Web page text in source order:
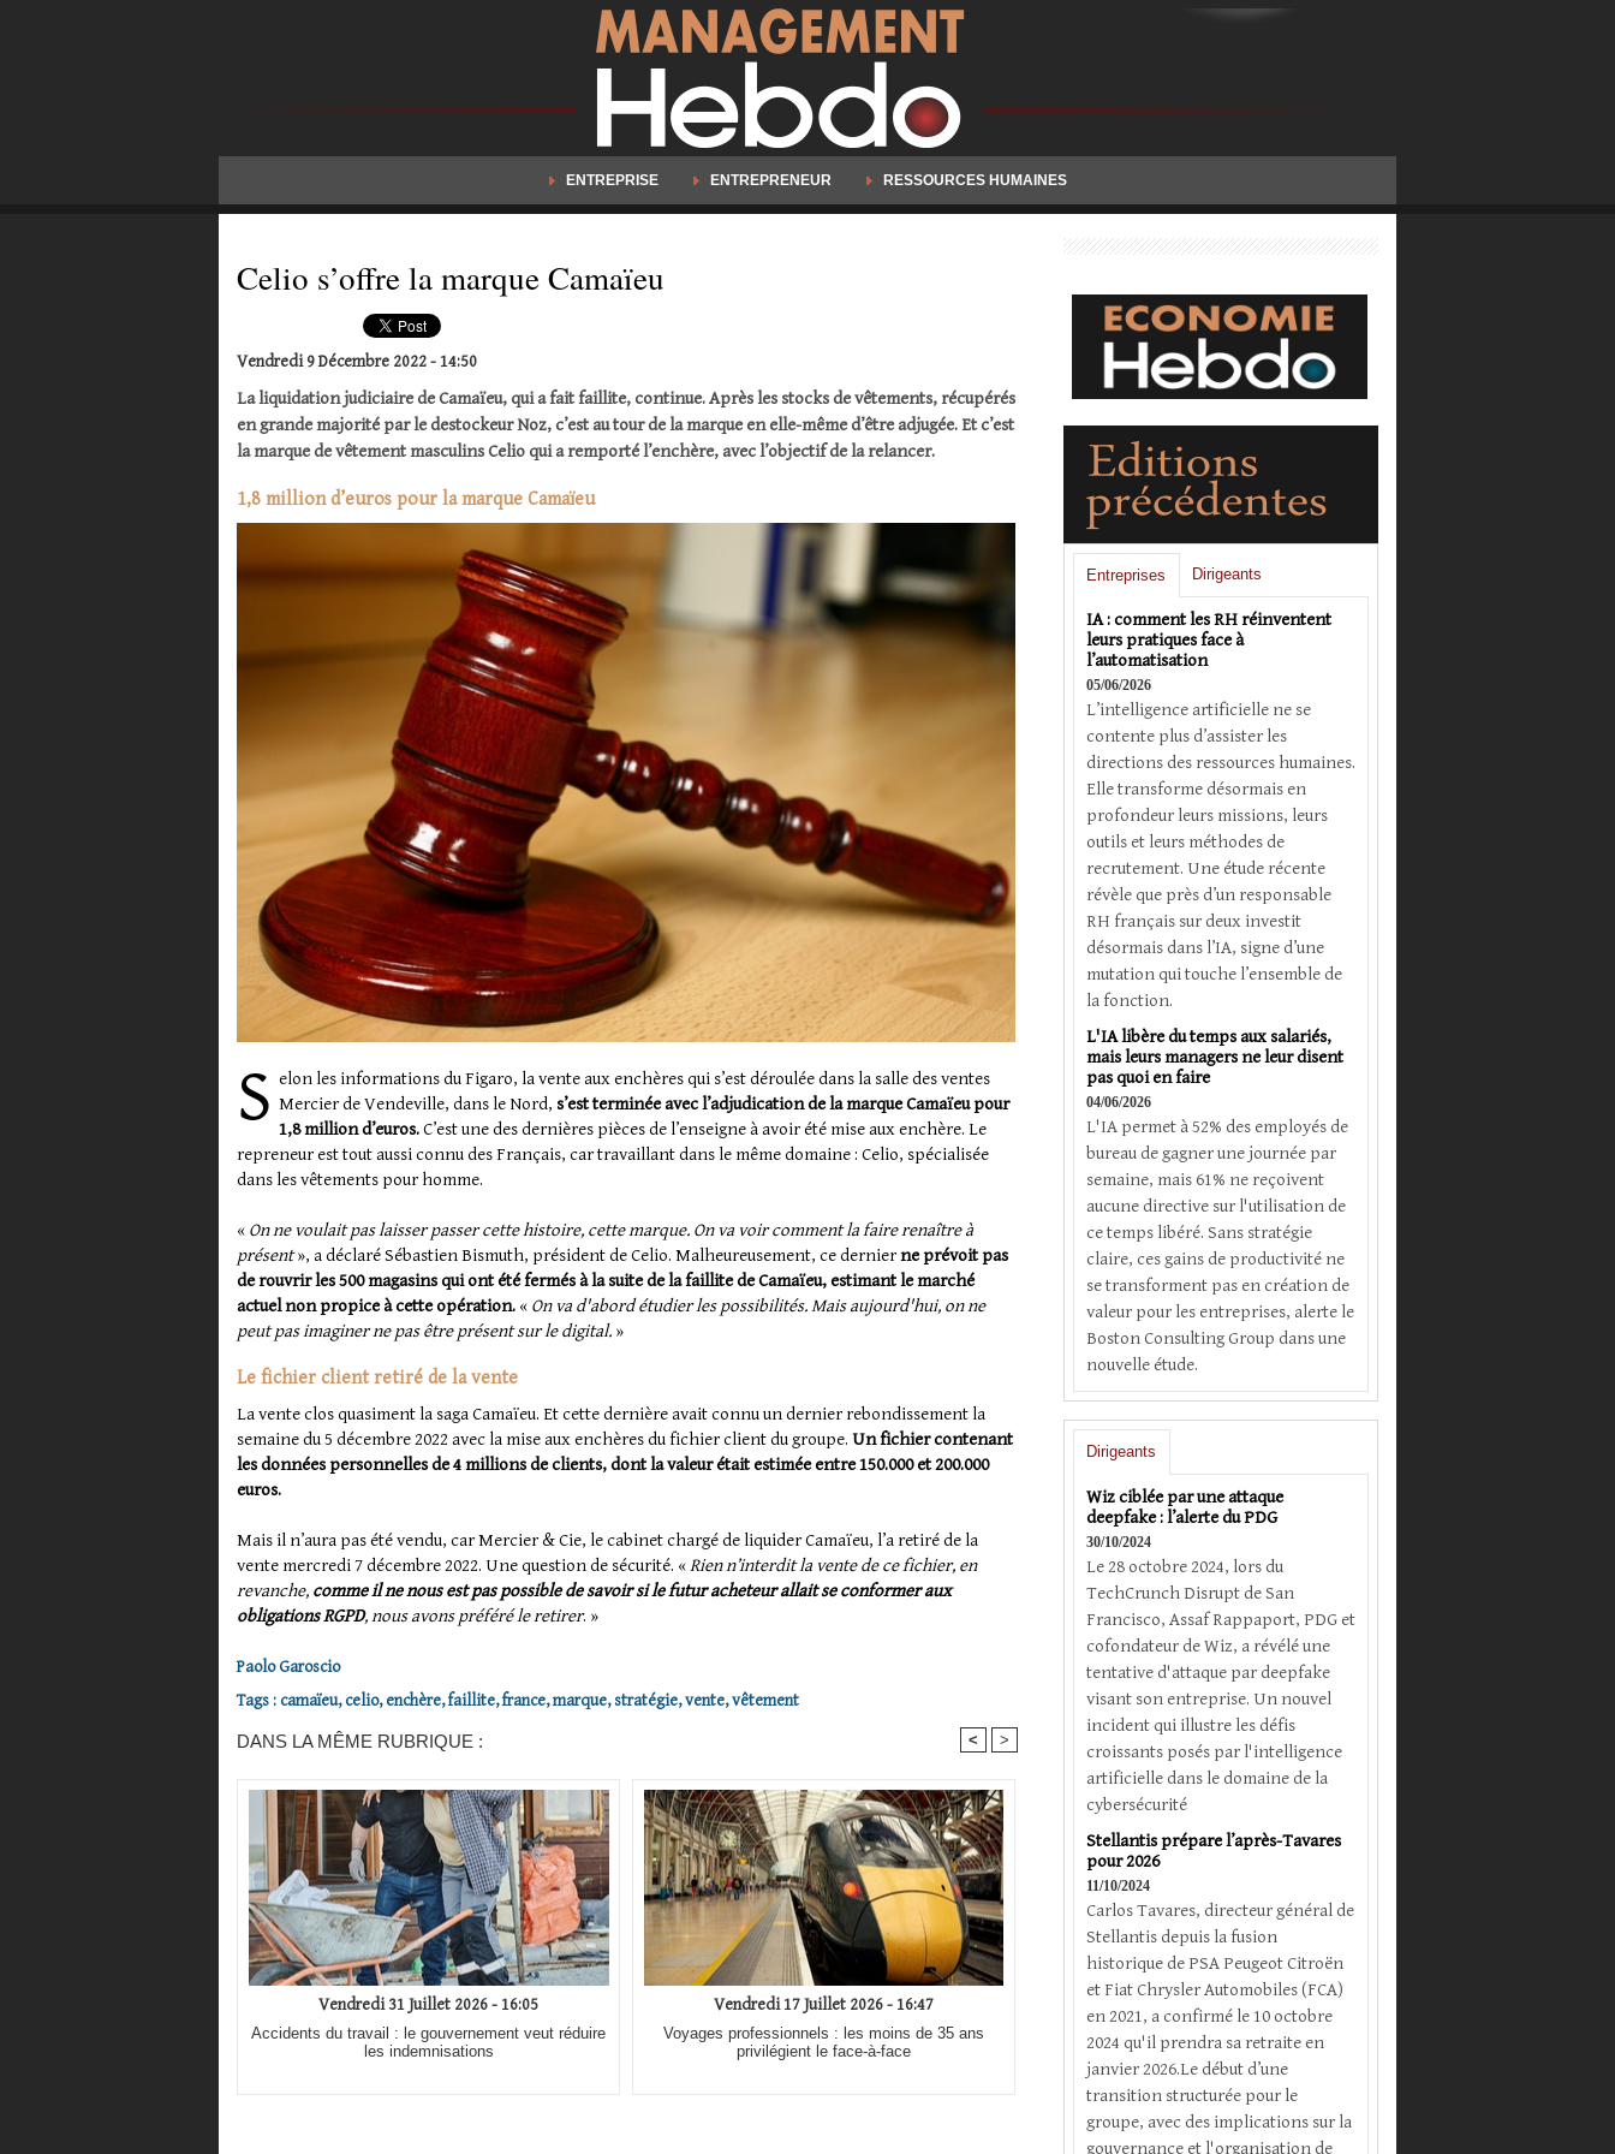
ENTREPRISE ENTREPRENEUR RESSOURCES HUMAINES
Celio s’offre la marque Camaïeu
Vendredi 9 Décembre 2022 - 14:50
La liquidation judiciaire de Camaïeu, qui a fait faillite, continue. Après les stocks de vêtements, récupérés
en grande majorité par le destockeur Noz, c’est au tour de la marque en elle-même d’être adjugée. Et c’est
la marque de vêtement masculins Celio qui a remporté l’enchère, avec l’objectif de la relancer.
1,8 million d’euros pour la marque Camaïeu
S elon les informations du Figaro, la vente aux enchères qui s’est déroulée dans la salle des ventes
Mercier de Vendeville, dans le Nord, s’est terminée avec l’adjudication de la marque Camaïeu pour
1,8 million d’euros.C’est une des dernières pièces de l’enseigne à avoir été mise aux enchère. Le
repreneur est tout aussi connu des Français, car travaillant dans le même domaine : Celio, spécialisée
dans les vêtements pour homme.
« On ne voulait pas laisser passer cette histoire, cette marque. On va voir comment la faire renaître à
présent», a déclaré Sébastien Bismuth, président de Celio. Malheureusement, ce dernierne prévoit pas
de rouvrir les 500 magasins qui ont été fermés à la suite de la faillite de Camaïeu, estimant le marché
actuel non propice à cette opération. « On va d'abord étudier les possibilités. Mais aujourd'hui, on ne
peut pas imaginer ne pas être présent sur le digital. »
Le fichier client retiré de la vente
La vente clos quasiment la saga Camaïeu. Et cette dernière avait connu un dernier rebondissement la
semaine du 5 décembre 2022 avec la mise aux enchères du fichier client du groupe. Un fichier contenant
les données personnelles de 4 millions de clients, dont la valeur était estimée entre 150.000 et 200.000
euros.
Mais il n’aura pas été vendu, car Mercier & Cie, le cabinet chargé de liquider Camaïeu, l’a retiré de la
vente mercredi 7 décembre 2022. Une question de sécurité. «Rien n’interdit la vente de ce fichier, en
revanche, comme il ne nous est pas possible de savoir si le futur acheteur allait se conformer aux
obligations RGPD, nous avons préféré le retirer. »
Paolo Garoscio
Tags : camaïeu,celio,enchère,faillite,france,marque,stratégie,vente,vêtement
DANS LA MÊME RUBRIQUE : < >
Vendredi 31 Juillet 2026 - 16:05
Accidents du travail : le gouvernement veut réduire
les indemnisations
Vendredi 17 Juillet 2026 - 16:47
Voyages professionnels : les moins de 35 ans
privilégient le face-à-face
Entreprises Dirigeants
IA : comment les RH réinventent
leurs pratiques face à
l’automatisation
05/06/2026
L’intelligence artificielle ne se
contente plus d’assister les
directions des ressources humaines.
Elle transforme désormais en
profondeur leurs missions, leurs
outils et leurs méthodes de
recrutement. Une étude récente
révèle que près d’un responsable
RH français sur deux investit
désormais dans l’IA, signe d’une
mutation qui touche l’ensemble de
la fonction.
L'IA libère du temps aux salariés,
mais leurs managers ne leur disent
pas quoi en faire
04/06/2026
L'IA permet à 52% des employés de
bureau de gagner une journée par
semaine, mais 61% ne reçoivent
aucune directive sur l'utilisation de
ce temps libéré. Sans stratégie
claire, ces gains de productivité ne
se transforment pas en création de
valeur pour les entreprises, alerte le
Boston Consulting Group dans une
nouvelle étude.
Dirigeants
Wiz ciblée par une attaque
deepfake : l’alerte du PDG
30/10/2024
Le 28 octobre 2024, lors du
TechCrunch Disrupt de San
Francisco, Assaf Rappaport, PDG et
cofondateur de Wiz, a révélé une
tentative d'attaque par deepfake
visant son entreprise. Un nouvel
incident qui illustre les défis
croissants posés par l'intelligence
artificielle dans le domaine de la
cybersécurité
Stellantis prépare l’après-Tavares
pour 2026
11/10/2024
Carlos Tavares, directeur général de
Stellantis depuis la fusion
historique de PSA Peugeot Citroën
et Fiat Chrysler Automobiles (FCA)
en 2021, a confirmé le 10 octobre
2024 qu'il prendra sa retraite en
janvier 2026.Le début d’une
transition structurée pour le
groupe, avec des implications sur la
gouvernance et l'organisation de